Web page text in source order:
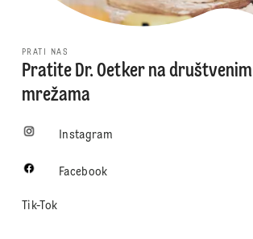
PRATI NAS
Pratite Dr. Oetker na društvenim
mrežama
Instagram
Facebook
Tik-Tok